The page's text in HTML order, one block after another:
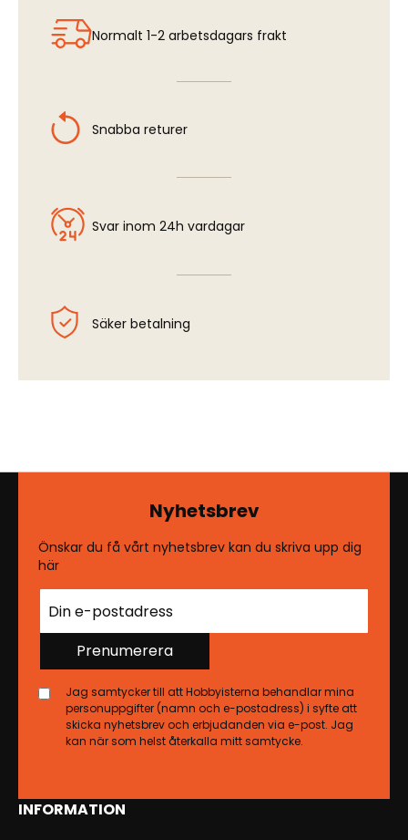
Normalt 1-2 arbetsdagars frakt
Snabba returer
Svar inom 24h vardagar
Säker betalning
INFORMATION
Nyhetsbrev
Önskar du få vårt nyhetsbrev kan du skriva upp dig
här
Prenumerera
Jag samtycker till att Hobbyisterna behandlar mina
personuppgifter (namn och e-postadress) i syfte att
skicka nyhetsbrev och erbjudanden via e-post. Jag
kan när som helst återkalla mitt samtycke.